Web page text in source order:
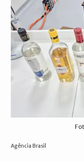
Agência Brasil